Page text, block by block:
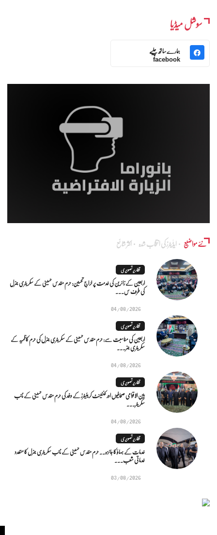
سوشل میڈیا
ہمارے ساتھ چلیے
facebook
نئے مواضیع ایڈٰیٹرز کی انتخاب شدہ اکثر شائع
تقاریر تصویری
اربعین کے زائرین کی خدمت پر خراجِ تحسین: حرم مقدس حسینی کے سکریٹری جنرل
کی طرف س...
04/08/2026
تقاریر تصویری
اربعین کی مناسبت سے: حرم مقدس حسینی کے سکریٹری جنرل کی حرم کاظمیہ کے
سکریٹری جنر...
04/08/2026
تقاریر تصویری
بین الاقوامی صحافیوں اور کنٹینٹ کریئیٹرز کے وفد کی حرم مقدس حسینی کے نائب
سکریٹر...
04/08/2026
تقاریر تصویری
خدمات کے بہاؤ کا جائزہ.. حرم مقدس حسینی کے نائب سکریٹری جنرل کا متعدد
خدماتی شعب...
03/08/2026